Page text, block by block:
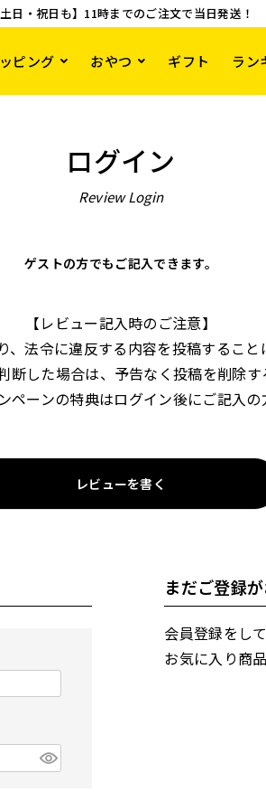
土日・祝日も】11時までのご注文で当日発送！
ピング おやつ ギフト ラン
ログイン
Review Login
ゲストの方でもご記入できます。
【レビュー記入時のご注意】
法令に違反する内容を投稿すること
断した場合は、予告なく投稿を削除す
ペーンの特典はログイン後にご記入の
レビューを書く
まだご登録
会員登録をし
お気に入り商